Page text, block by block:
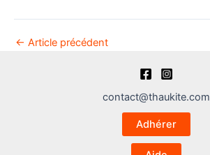
← Article précédent
contact@thaukite.com
Adhérer